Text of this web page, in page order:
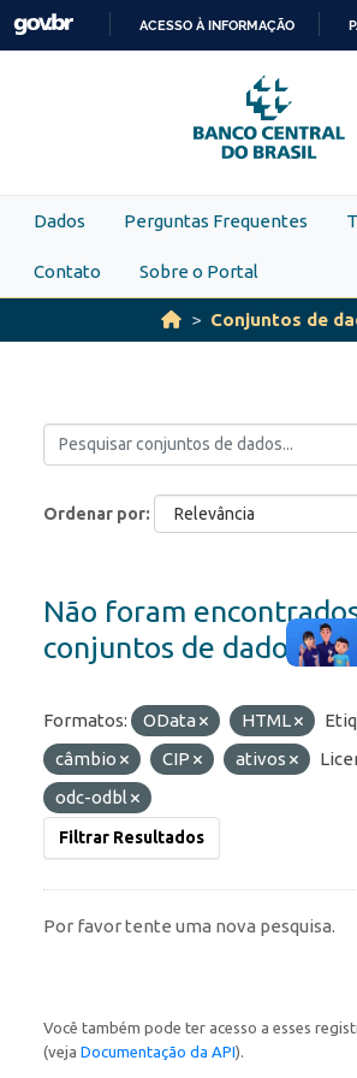
Skip to main content
PARA
O
CONTEÚDO
ACESSO À INFORMAÇÃO
Dados Perguntas Frequentes
Contato Sobre o Portal
Conjuntos de
Ordenar por
Não foram
conjuntos de dados
Formatos: OData HTML
câmbio
CIP ativos
odc-odbl
Filtrar Resultados
Por favor tente uma nova pesquisa.
Você também pode ter acesso a esses
(veja Documentação da API).